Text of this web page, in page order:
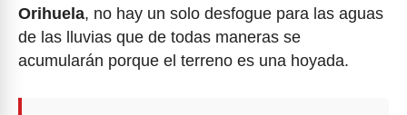
Orihuela, no hay un solo desfogue para las aguas
de las lluvias que de todas maneras se
acumularán porque el terreno es una hoyada.